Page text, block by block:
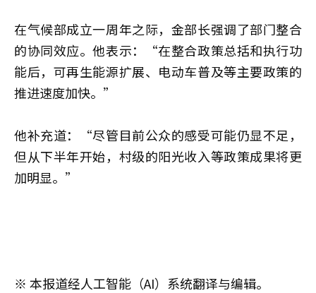
在气候部成立一周年之际，金部长强调了部门整合
的协同效应。他表示：“在整合政策总括和执行功
能后，可再生能源扩展、电动车普及等主要政策的
推进速度加快。”
他补充道：“尽管目前公众的感受可能仍显不足，
但从下半年开始，村级的阳光收入等政策成果将更
加明显。”
※ 本报道经人工智能（AI）系统翻译与编辑。